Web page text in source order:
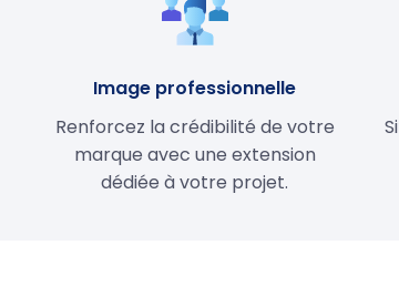
Image professionnelle
Renforcez la crédibilité de votre
marque avec une extension
dédiée à votre projet.